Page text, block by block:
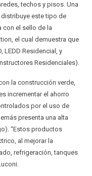
techos y pisos. Una
este tipo de
con el sello de la
el cual demuestra que
LEDD Residencial, y
Residenciales).
la construcción verde,
incrementar el ahorro
por el uso de
presenta una alta
“Estos productos
al mejorar la
refrigeración, tanques